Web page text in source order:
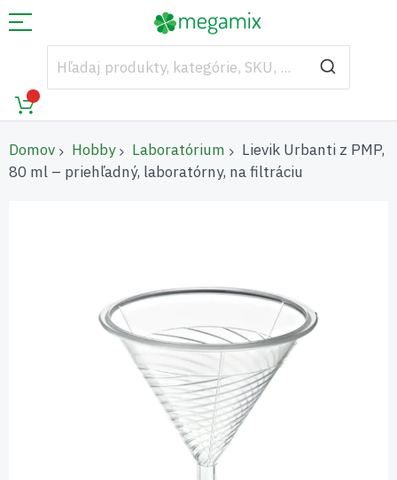
Domov Hobby Laboratórium
Lievik Urbanti z PMP,
80 ml – priehľadný, laboratórny, na filtráciu